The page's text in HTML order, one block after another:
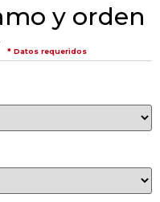
y orden
* Datos requeridos